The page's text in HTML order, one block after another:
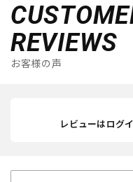
REVIEWS
お客様の声
レビューはログ